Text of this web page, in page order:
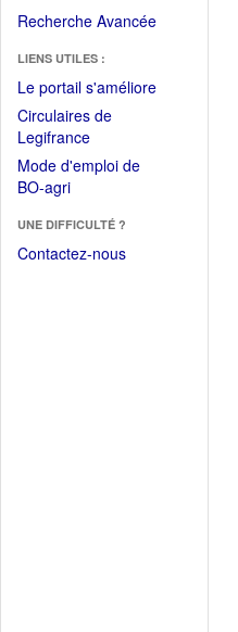
Recherche Avancée
LIENS UTILES :
Le portail s'améliore(Fichier
Circulaires de
Legifrance(Ouvrir
dans
une
fenêtre)
Mode d'emploi de
BO-agri(Ouvrir
une
nouvelle
UNE DIFFICULTÉ ?
Contactez-nous